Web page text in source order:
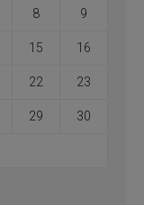
8 9
15 16
22 23
29 30